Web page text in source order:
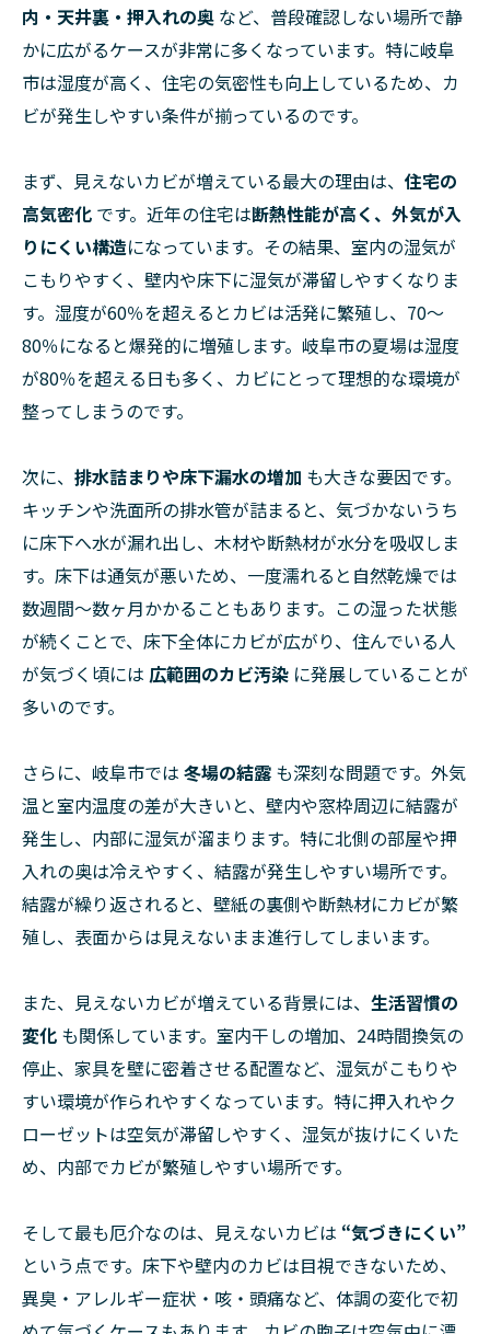
内・天井裏・押入れの奥 など、普段確認しない場所で静
かに広がるケースが非常に多くなっています。特に岐阜
市は湿度が高く、住宅の気密性も向上しているため、カ
ビが発生しやすい条件が揃っているのです。
まず、見えないカビが増えている最大の理由は、 住宅の
高気密化 です。近年の住宅は断熱性能が高く、外気が入
りにくい構造になっています。その結果、室内の湿気が
こもりやすく、壁内や床下に湿気が滞留しやすくなりま
す。湿度が60％を超えるとカビは活発に繁殖し、70〜
80％になると爆発的に増殖します。岐阜市の夏場は湿度
が80％を超える日も多く、カビにとって理想的な環境が
整ってしまうのです。
次に、 排水詰まりや床下漏水の増加 も大きな要因です。
キッチンや洗面所の排水管が詰まると、気づかないうち
に床下へ水が漏れ出し、木材や断熱材が水分を吸収しま
す。床下は通気が悪いため、一度濡れると自然乾燥では
数週間〜数ヶ月かかることもあります。この湿った状態
が続くことで、床下全体にカビが広がり、住んでいる人
が気づく頃には 広範囲のカビ汚染 に発展していることが
多いのです。
さらに、岐阜市では 冬場の結露 も深刻な問題です。外気
温と室内温度の差が大きいと、壁内や窓枠周辺に結露が
発生し、内部に湿気が溜まります。特に北側の部屋や押
入れの奥は冷えやすく、結露が発生しやすい場所です。
結露が繰り返されると、壁紙の裏側や断熱材にカビが繁
殖し、表面からは見えないまま進行してしまいます。
また、見えないカビが増えている背景には、 生活習慣の
変化 も関係しています。室内干しの増加、24時間換気の
停止、家具を壁に密着させる配置など、湿気がこもりや
すい環境が作られやすくなっています。特に押入れやク
ローゼットは空気が滞留しやすく、湿気が抜けにくいた
め、内部でカビが繁殖しやすい場所です。
そして最も厄介なのは、見えないカビは “気づきにくい”
という点です。床下や壁内のカビは目視できないため、
異臭・アレルギー症状・咳・頭痛など、体調の変化で初